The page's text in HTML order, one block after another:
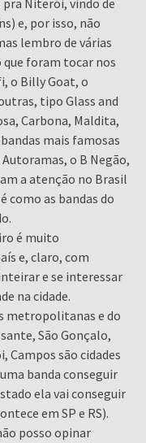
pra Niterói, vindo de
e, por isso, não
lembro de várias
que foram tocar nos
o Billy Goat, o
tipo Glass and
Carbona, Maldita,
mais famosas
o B Negão,
a atenção no Brasil
como as bandas do
é muito
e, claro, com
e se interessar
na cidade.
metropolitanas e do
São Gonçalo,
Campos são cidades
banda conseguir
ela vai conseguir
em SP e RS).
posso opinar